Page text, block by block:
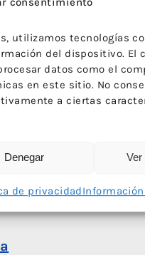
utilizamos tecnologías
del dispositivo. El
datos como el
en este sitio. No
a ciertas
Denegar Ver
de privacidadInformación
pueden romper
Eslovenia, ICOM